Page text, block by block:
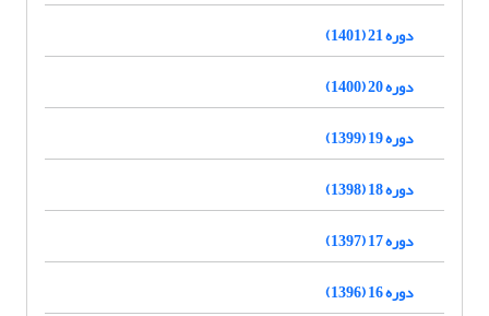
دوره 21 (1401)
دوره 20 (1400)
دوره 19 (1399)
دوره 18 (1398)
دوره 17 (1397)
دوره 16 (1396)